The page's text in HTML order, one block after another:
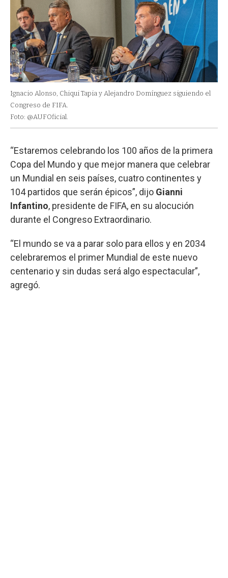
Ignacio Alonso, Chiqui Tapia y Alejandro Domínguez siguiendo el
Congreso de FIFA.
Foto: @AUFOficial.
“Estaremos celebrando los 100 años de la primera
Copa del Mundo y que mejor manera que celebrar
un Mundial en seis países, cuatro continentes y
104 partidos que serán épicos”, dijo Gianni
Infantino, presidente de FIFA, en su alocución
durante el Congreso Extraordinario.
“El mundo se va a parar solo para ellos y en 2034
celebraremos el primer Mundial de este nuevo
centenario y sin dudas será algo espectacular”,
agregó.